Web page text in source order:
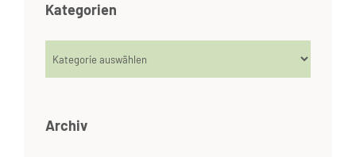
Kategorien
Kategorien
Archiv